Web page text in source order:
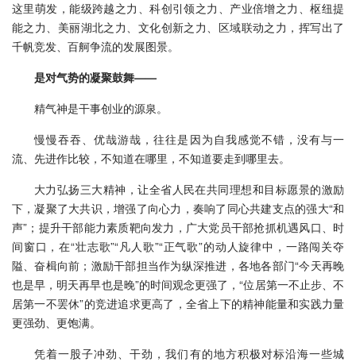
这里萌发，能级跨越之力、科创引领之力、产业倍增之力、枢纽提
能之力、美丽湖北之力、文化创新之力、区域联动之力，挥写出了
千帆竞发、百舸争流的发展图景。
是对气势的凝聚鼓舞——
精气神是干事创业的源泉。
慢慢吞吞、优哉游哉，往往是因为自我感觉不错，没有与一
流、先进作比较，不知道在哪里，不知道要走到哪里去。
大力弘扬三大精神，让全省人民在共同理想和目标愿景的激励
下，凝聚了大共识，增强了向心力，奏响了同心共建支点的强大“和
声”；提升干部能力素质靶向发力，广大党员干部抢抓机遇风口、时
间窗口，在“壮志歌”“凡人歌”“正气歌”的动人旋律中，一路闯关夺
隘、奋楫向前；激励干部担当作为纵深推进，各地各部门“今天再晚
也是早，明天再早也是晚”的时间观念更强了，“位居第一不止步、不
居第一不罢休”的竞进追求更高了，全省上下的精神能量和实践力量
更强劲、更饱满。
凭着一股子冲劲、干劲，我们有的地方积极对标沿海一些城